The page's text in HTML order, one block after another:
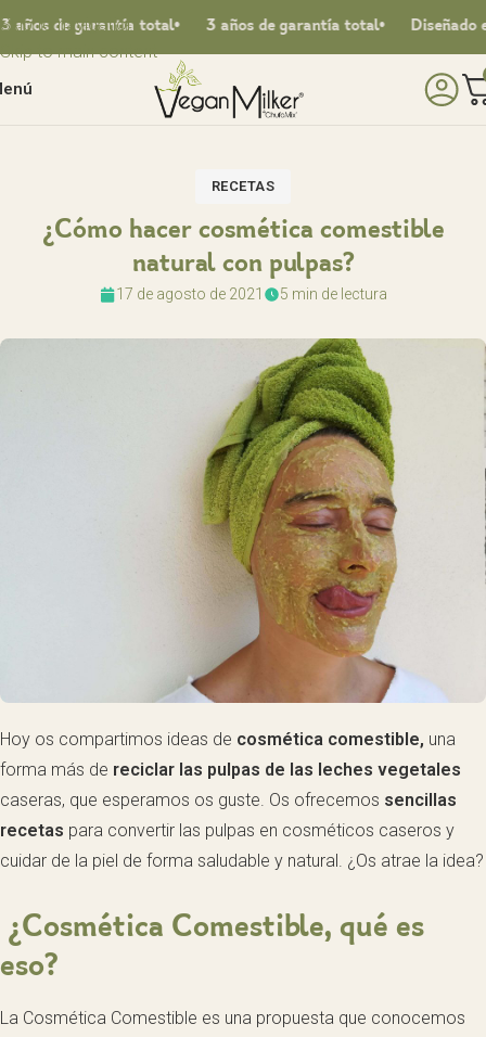
Skip to navigation
Skip to main content
de garantía total 3 años de garantía total Diseñado en
RECETAS
¿Cómo hacer cosmética comestible
natural con pulpas?
17 de agosto de 2021 5 min de lectura
Hoy os compartimos ideas de cosmética comestible, una
forma más de reciclar las pulpas de las leches vegetales
caseras, que esperamos os guste. Os ofrecemos sencillas
recetas para convertir las pulpas en cosméticos caseros y
cuidar de la piel de forma saludable y natural. ¿Os atrae la idea?
¿Cosmética Comestible, qué es
eso?
La Cosmética Comestible es una propuesta que conocemos